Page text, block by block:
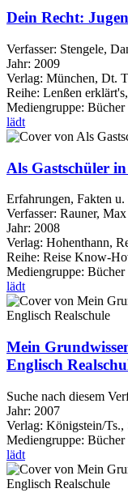
Dein Recht:
Verfasser: Stengele,
Jahr: 2009
Verlag: München, Dt.
Reihe: Lenßen
Mediengruppe: Bücher
lädt
Als Gastschüler
Erfahrungen, Fakten
Verfasser: Rauner, Max
Jahr: 2008
Verlag: Hohenthann,
Reihe: Reise Know-
Mediengruppe: Bücher
lädt
Mein
Englisch
Suche nach diesem
Jahr: 2007
Verlag: Königstein/Ts.,
Mediengruppe: Bücher
lädt